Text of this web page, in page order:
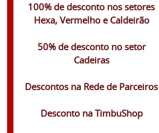
100% de desconto nos setores
Hexa, Vermelho e Caldeirão
50% de desconto no setor
Cadeiras
Descontos na Rede de Parceiros
Desconto na TimbuShop